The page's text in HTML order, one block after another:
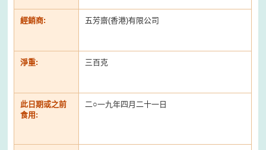
經銷商: 五芳齋(香港)有限公司
淨重: 三百克
此日期或之前
食用:
二○一九年四月二十一日